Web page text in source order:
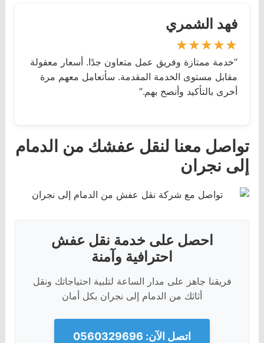
فهد الشمري
“خدمة ممتازة وفريق عمل متعاون جدًا. أسعار معقولة
مقابل مستوى الخدمة المقدمة. سأتعامل معهم مرة
أخرى بالتأكيد وأنصح بهم.”
تواصل معنا لنقل عفشك من الدمام
إلى نجران
احصل على خدمة نقل عفش
احترافية وآمنة
فريقنا جاهز على مدار الساعة لتلبية احتياجاتك ونقل
أثاثك من الدمام إلى نجران بكل أمان
اتصل الآن: 0560329696